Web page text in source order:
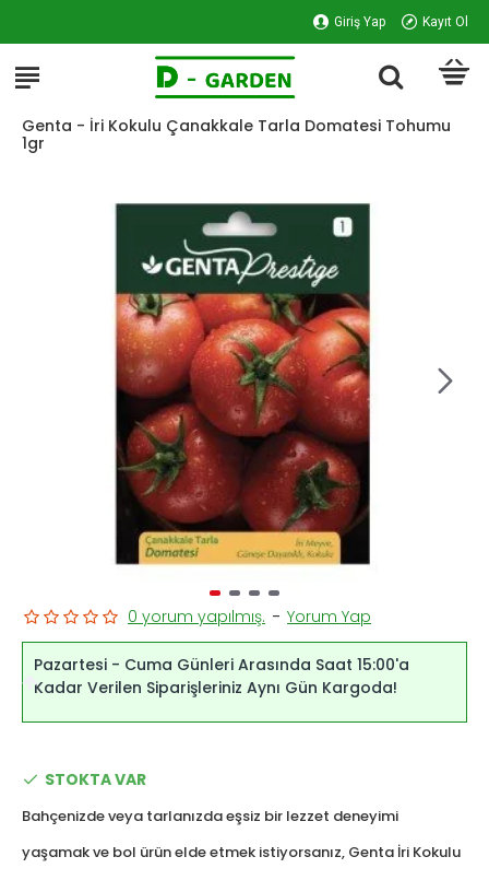
Giriş Yap Kayıt Ol
Genta - İri Kokulu Çanakkale Tarla Domatesi Tohumu
1gr
Pazartesi - Cuma Günleri Arasında Saat 15:00'a
Kadar Verilen Siparişleriniz Aynı Gün Kargoda!
STOKTA VAR
0 yorum yapılmış. - Yorum Yap
Bahçenizde veya tarlanızda eşsiz bir lezzet deneyimi
yaşamak ve bol ürün elde etmek istiyorsanız, Genta İri Kokulu